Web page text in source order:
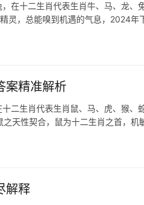
在十二生肖代表生肖牛、马、龙
灵，总能嗅到机遇的气息，2024年
案精准解析
二生肖代表生肖鼠、马、虎、猴、
之天性契合，鼠为十二生肖之首，
解释